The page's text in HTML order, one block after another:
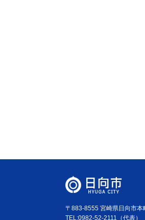
〒883-8555 宮崎県日向市本
TEL:0982-52-2111（代表）